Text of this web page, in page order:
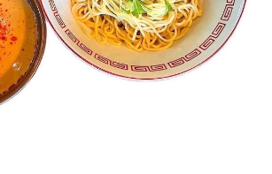
プ(玄武)[330g×1袋]
長岡京市
日から1週間
プ(白虎)[330g×1袋]